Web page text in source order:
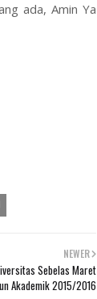
ada, Amin Ya
NEWER
Sebelas Maret
Akademik 2015/2016